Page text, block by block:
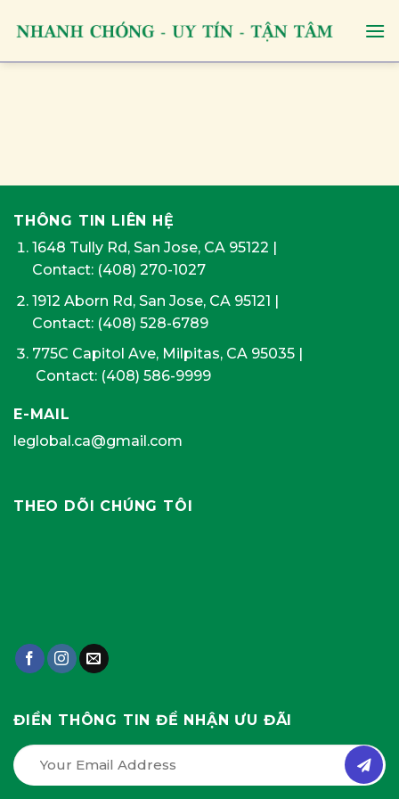
THÔNG TIN LIÊN HỆ
1648 Tully Rd, San Jose, CA 95122 |
Contact: (408) 270-1027
1912 Aborn Rd, San Jose, CA 95121 |
Contact: (408) 528-6789
775C Capitol Ave, Milpitas, CA 95035|
Contact: (408) 586-9999
E-MAIL
leglobal.ca@gmail.com
THEO DÕI CHÚNG TÔI
ĐIỀN THÔNG TIN ĐỂ NHẬN ƯU ĐÃI